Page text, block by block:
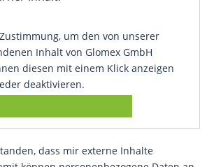
um den von unserer
Inhalt von Glomex GmbH
diesen mit einem Klick anzeigen
deaktivieren.
dass mir externe Inhalte